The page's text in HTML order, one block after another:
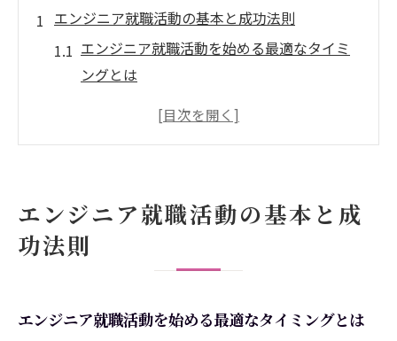
エンジニア就職活動の基本と成功法則
エンジニア就職活動を始める最適なタイミ
ングとは
エンジニア就活の人気企業ランキングの活
エンジニア就職活動で重視すべき評価基準
エンジニア就活の失敗を防ぐ情報収集術
エンジニア就活サイトの評判と賢い選び方
人気エンジニア職を目指すための準備術
エンジニア就職活動の基本と成
功法則
エンジニア就職活動を始める最適なタイミングとは